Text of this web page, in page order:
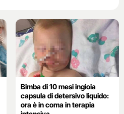
Bimba di 10 mesi ingioia
capsula di detersivo liquido:
ora è in coma in terapia